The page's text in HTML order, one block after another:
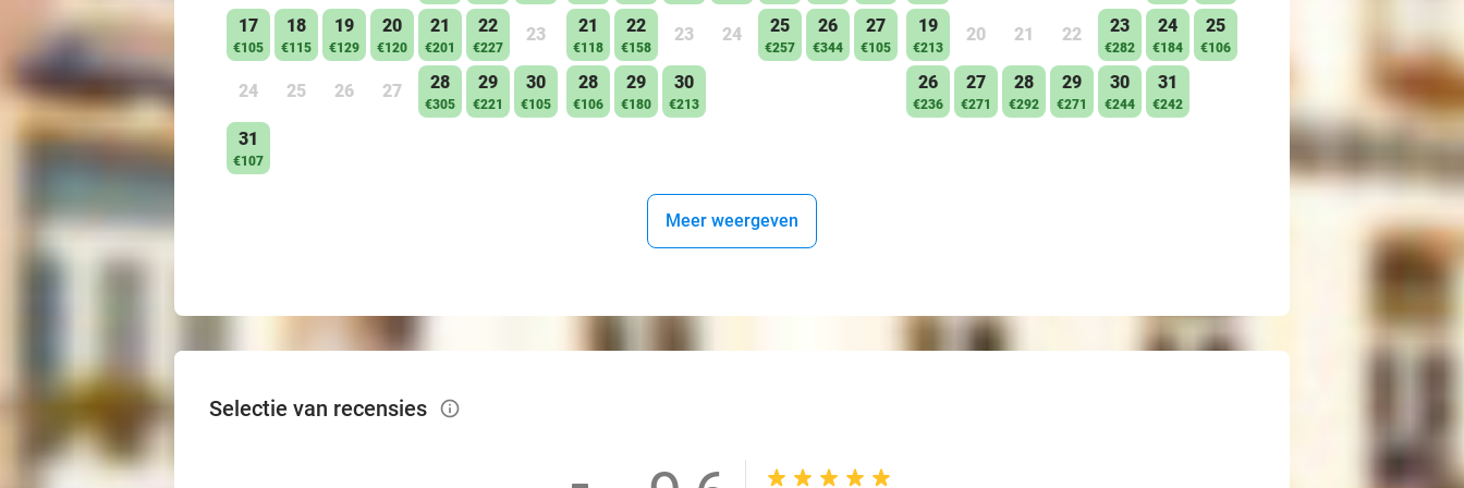
17
€105
18
€115
19
€129
20
€120
21
€201
22
€227
23
24 25 26 27 28
€305
29
€221
30
€105
31
€107
21
€118
22
€158
23 24 25
€257
26
€344
27
€105
28
€106
29
€180
30
€213
19
€213
20 21 22 23
€282
24
€184
25
€106
26
€236
27
€271
28
€292
29
€271
30
€244
31
€242
Meer weergeven
Selectie van recensies info_outlined